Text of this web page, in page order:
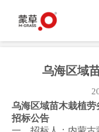
乌海区域
乌海区域苗木栽植劳
招标公告